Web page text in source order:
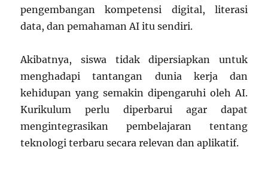
pengembangan kompetensi digital, literasi
data, dan pemahaman AI itu sendiri.
Akibatnya, siswa tidak dipersiapkan untuk
menghadapi tantangan dunia kerja dan
kehidupan yang semakin dipengaruhi oleh AI.
Kurikulum perlu diperbarui agar dapat
mengintegrasikan pembelajaran tentang
teknologi terbaru secara relevan dan aplikatif.